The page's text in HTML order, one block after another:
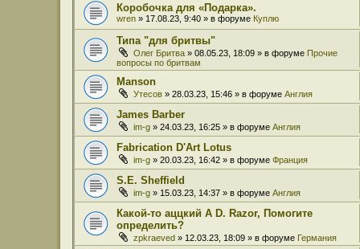
Коробочка для «Подарка».
wren » 17.08.23, 9:40 » в форуме Куплю
Типа "для бритвы"
Олег Бритва » 08.05.23, 18:09 » в форуме Прочие
вопросы по бритвам
Manson
Утесов » 28.03.23, 15:46 » в форуме Англия
James Barber
im-g » 24.03.23, 16:25 » в форуме Англия
Fabrication D'Art Lotus
im-g » 20.03.23, 16:42 » в форуме Франция
S.E. Sheffield
im-g » 15.03.23, 14:37 » в форуме Англия
Какой-то аццкий A D. Razor, Помогите
определить?
zpkraeved » 12.03.23, 18:09 » в форуме Германия